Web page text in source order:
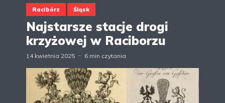
Racibórz Śląsk
Najstarsze stacje drogi
krzyżowej w Raciborzu
14 kwietnia 2025 6 min czytania